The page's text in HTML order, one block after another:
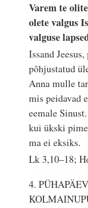
Varem te
olete valgus
valguse
Issand
põhjustatud
Anna mulle
mis peidavad
eemale
kui ükski
ma ei eksiks.
Lk 3,10–18;
4.